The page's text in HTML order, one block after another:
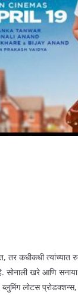
कधीकधी त्यांच्यात
सोनाली खरे आणि
लोटस प्रोडक्शन्स,